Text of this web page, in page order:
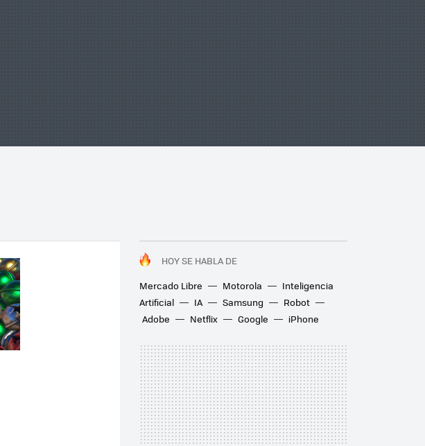
HOY SE HABLA DE
Mercado Libre
Motorola
Inteligencia
Artificial
IA Samsung
Robot
Adobe
Netflix Google iPhone